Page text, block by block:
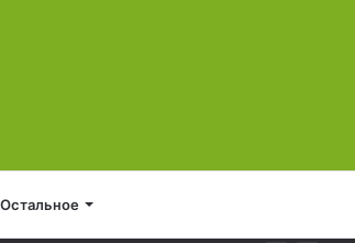
Остальное